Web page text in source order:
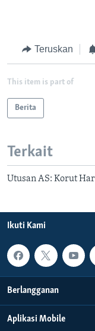
Teruskan
This item is part of
Berita
Terkait
Utusan AS: Korut
Ikuti Kami
Berlangganan
Aplikasi Mobile